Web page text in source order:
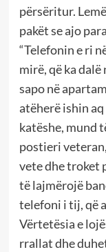
përsëritur.
pakët se ajo
“Telefonin e ri
mirë, që ka
sapo në
atëherë ishin
katëshe, mund
postieri
vete dhe troket
të lajmërojë
telefoni i tij, që
Vërtetësia e
rrallat dhe